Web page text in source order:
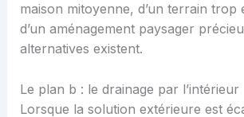
maison mitoyenne, d’un terrain trop
d’un aménagement paysager
alternatives existent.
Le plan b : le drainage par l’intérieur
Lorsque la solution extérieure est